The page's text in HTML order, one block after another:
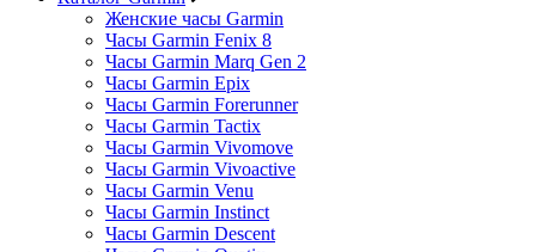
Женские часы Garmin
Часы Garmin Fenix 8
Часы Garmin Marq Gen 2
Часы Garmin Epix
Часы Garmin Forerunner
Часы Garmin Tactix
Часы Garmin Vivomove
Часы Garmin Vivoactive
Часы Garmin Venu
Часы Garmin Instinct
Часы Garmin Descent